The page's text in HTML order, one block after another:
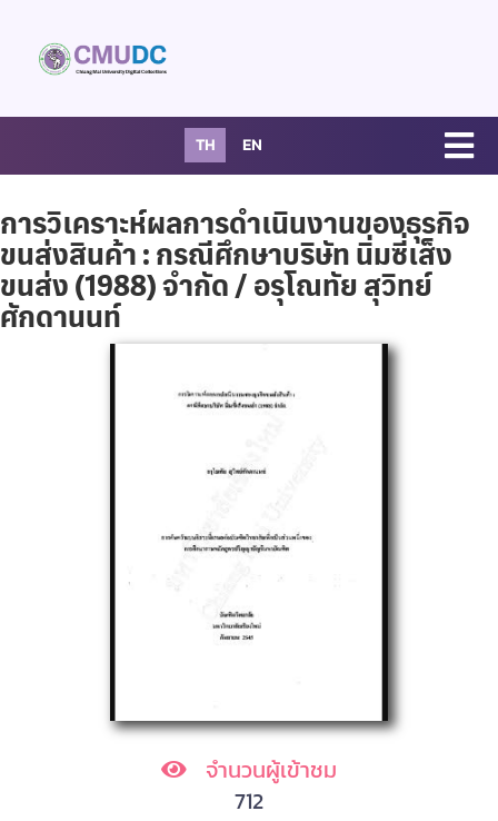
TH EN
การวิเคราะห์ผลการดำเนินงานของธุรกิจ
ขนส่งสินค้า : กรณีศึกษาบริษัท นิ่มซี่เส็ง
ขนส่ง (1988) จำกัด / อรุโณทัย สุวิทย์
ศักดานนท์
จำนวนผู้เข้าชม
712